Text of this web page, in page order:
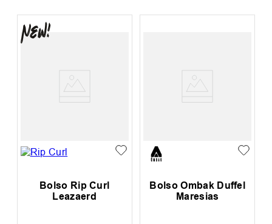
Bolso Rip Curl
Leazaerd
Bolso Ombak Duffel
Maresias